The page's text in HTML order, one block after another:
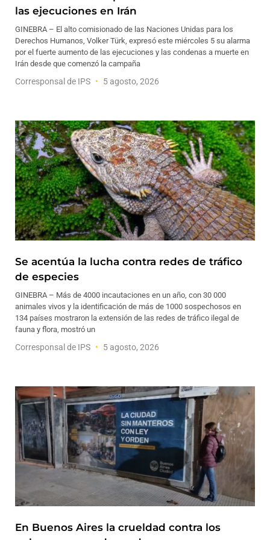
las ejecuciones en Irán
GINEBRA – El alto comisionado de las Naciones Unidas para los
Derechos Humanos, Volker Türk, expresó este miércoles 5 su alarma
por el fuerte aumento de las ejecuciones y las condenas a muerte en
Irán desde que comenzó la campaña
Corresponsal de IPS 5 agosto, 2026
Se acentúa la lucha contra redes de tráfico
de especies
GINEBRA – Más de 4000 incautaciones en un año, con 30 000
animales vivos y la identificación de más de 1000 sospechosos en
134 países mostraron la extensión de las redes de tráfico ilegal de
fauna y flora, mostró un
Corresponsal de IPS 5 agosto, 2026
En Buenos Aires la crueldad contra los